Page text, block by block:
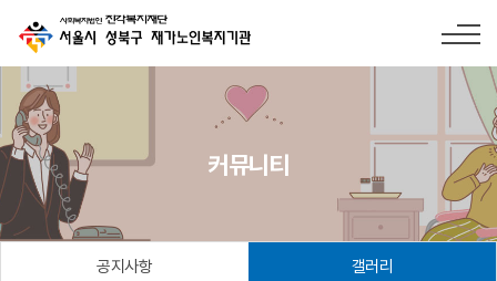
커뮤니티
공지사항 갤러리